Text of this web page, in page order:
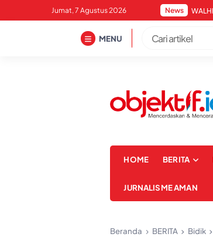
to
Jumat, 7 Agustus 2026 News
MENU
HOME BERITA
JURNALISME AMAN
Beranda BERITA Bidik